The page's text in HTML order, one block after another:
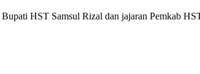
HST Samsul Rizal dan jajaran Pemkab